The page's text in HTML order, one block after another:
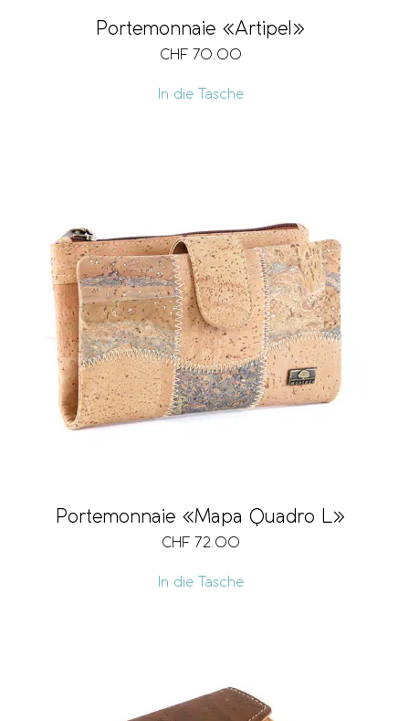
Portemonnaie «Artipel»
CHF 70.00
In die Tasche
Portemonnaie «Mapa Quadro L»
CHF 72.00
In die Tasche